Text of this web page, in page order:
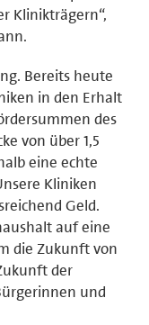
Klinikträgern“,
Bereits heute
in den Erhalt
des
von über 1,5
eine echte
Kliniken
Geld.
auf eine
die Zukunft von
der
und